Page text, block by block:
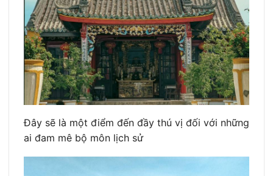
Đây sẽ là một điểm đến đầy thú vị đối với những
ai đam mê bộ môn lịch sử